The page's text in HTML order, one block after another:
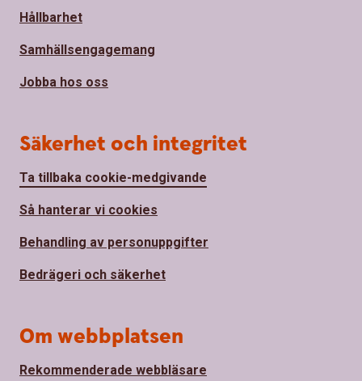
Hållbarhet
Samhällsengagemang
Jobba hos oss
Säkerhet och integritet
Ta tillbaka cookie-medgivande
Så hanterar vi cookies
Behandling av personuppgifter
Bedrägeri och säkerhet
Om webbplatsen
Rekommenderade webbläsare